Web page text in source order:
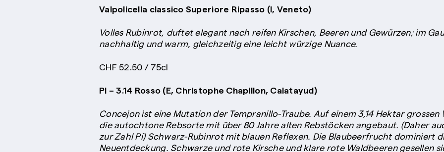
Valpolicella classico Superiore Ripasso (I, Veneto)
Volles Rubinrot, duftet elegant nach reifen Kirschen, Beeren und Gewürzen; im
nachhaltig und warm, gleichzeitig eine leicht würzige Nuance.
CHF 52.50 / 75cl
PI – 3.14 Rosso (E, Christophe Chapillon, Calatayud)
Concejon ist eine Mutation der Tempranillo-Traube. Auf einem 3,14 Hektar
die autochtone Rebsorte mit über 80 Jahre alten Rebstöcken angebaut. (Daher
zur Zahl Pi) Schwarz-Rubinrot mit blauen Reflexen. Die Blaubeerfrucht dominiert
Neuentdeckung. Schwarze und rote Kirsche und klare rote Waldbeeren gesellen